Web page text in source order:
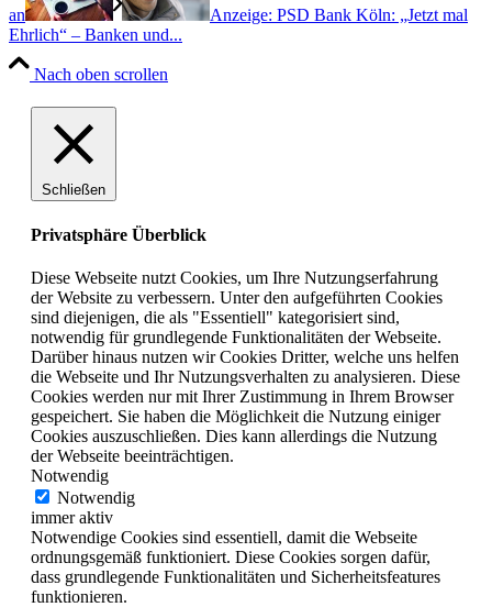
an
Anzeige: PSD Bank Köln: „Jetzt mal
Ehrlich“ – Banken und...
Nach oben scrollen
Schließen
Privatsphäre Überblick
Diese Webseite nutzt Cookies, um Ihre Nutzungserfahrung
der Website zu verbessern. Unter den aufgeführten Cookies
sind diejenigen, die als "Essentiell" kategorisiert sind,
notwendig für grundlegende Funktionalitäten der Webseite.
Darüber hinaus nutzen wir Cookies Dritter, welche uns helfen
die Webseite und Ihr Nutzungsverhalten zu analysieren. Diese
Cookies werden nur mit Ihrer Zustimmung in Ihrem Browser
gespeichert. Sie haben die Möglichkeit die Nutzung einiger
Cookies auszuschließen. Dies kann allerdings die Nutzung
der Webseite beeinträchtigen.
Notwendig
Notwendig
immer aktiv
Notwendige Cookies sind essentiell, damit die Webseite
ordnungsgemäß funktioniert. Diese Cookies sorgen dafür,
dass grundlegende Funktionalitäten und Sicherheitsfeatures
funktionieren.